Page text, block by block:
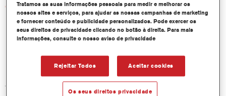
Características do produto
Product Variant
Referência do artigo
AZ9405 1.00 LI
Tratamos as suas informações pessoais para medir e melhorar os
nossos sites e serviços, para ajudar as nossas campanhas de marketing
e fornecer conteúdo e publicidade personalizados. Pode exercer os
seus direitos de privacidade clicando no botão à direita. Para mais
informações, consulte o nosso aviso de privacidade
Rejeitar Todos Aceitar cookies
Os seus direitos privacidade